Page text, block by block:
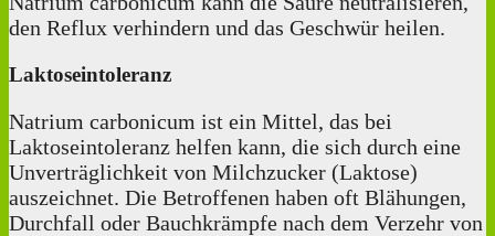
den Reflux verhindern und das Geschwür heilen.
Laktoseintoleranz
Natrium carbonicum ist ein Mittel, das bei
Laktoseintoleranz helfen kann, die sich durch eine
Unverträglichkeit von Milchzucker (Laktose)
auszeichnet. Die Betroffenen haben oft Blähungen,
Durchfall oder Bauchkrämpfe nach dem Verzehr von